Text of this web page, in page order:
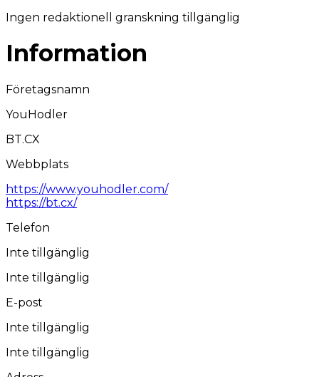
Ingen redaktionell granskning tillgänglig
Information
Företagsnamn
YouHodler
BT.CX
Webbplats
https://www.youhodler.com/
https://bt.cx/
Telefon
Inte tillgänglig
Inte tillgänglig
E-post
Inte tillgänglig
Inte tillgänglig